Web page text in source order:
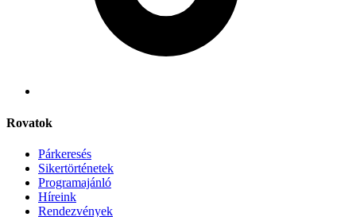
Rovatok
Párkeresés
Sikertörténetek
Programajánló
Híreink
Rendezvények